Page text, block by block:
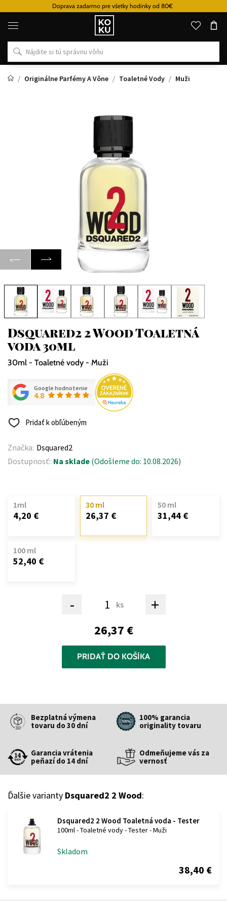
Doprava zadarmo pre všetky hodinky od 80€
Originálne
parfémy
hodinky
na
mieste
Originálne Parfémy A Vône
Toaletné Vody Muži
Dsquared2 2 Wood Toaletná
voda 30ml
30ml - Toaletné vody - Muži
Google hodnotenie
4.8
Pridať k obľúbeným
Značka: Dsquared2
Dostupnosť: Na sklade (Odošleme do: 10.08.2026)
- ks +
1ml
4,20 €
30 ml
26,37 €
50 ml
31,44 €
100 ml
52,40 €
26,37 €
PRIDAŤ DO KOŠÍKA
Bezplatná výmena
tovaru do 30 dní
100% garancia
originality tovaru
Garancia vrátenia
peňazí do 14 dní
Odmeňujeme vás za
vernosť
Ďalšie varianty Dsquared2 2 Wood:
Dsquared2 2 Wood Toaletná voda - Tester
100ml - Toaletné vody - Tester - Muži
Skladom
38,40 €